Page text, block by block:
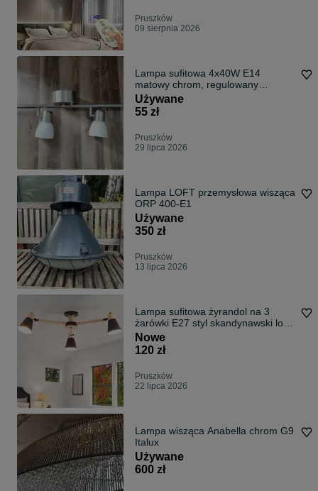
Pruszków
09 sierpnia 2026
Lampa sufitowa 4x40W Е14
matowy chrom, regulowany
odblask
Używane
55 zł
Pruszków
29 lipca 2026
Lampa LOFT przemysłowa wisząca
ORP 400-E1
Używane
350 zł
Pruszków
13 lipca 2026
Lampa sufitowa żyrandol na 3
żarówki E27 styl skandynawski loft
nowa
Nowe
120 zł
Pruszków
22 lipca 2026
Lampa wisząca Anabella chrom G9
Italux
Używane
600 zł